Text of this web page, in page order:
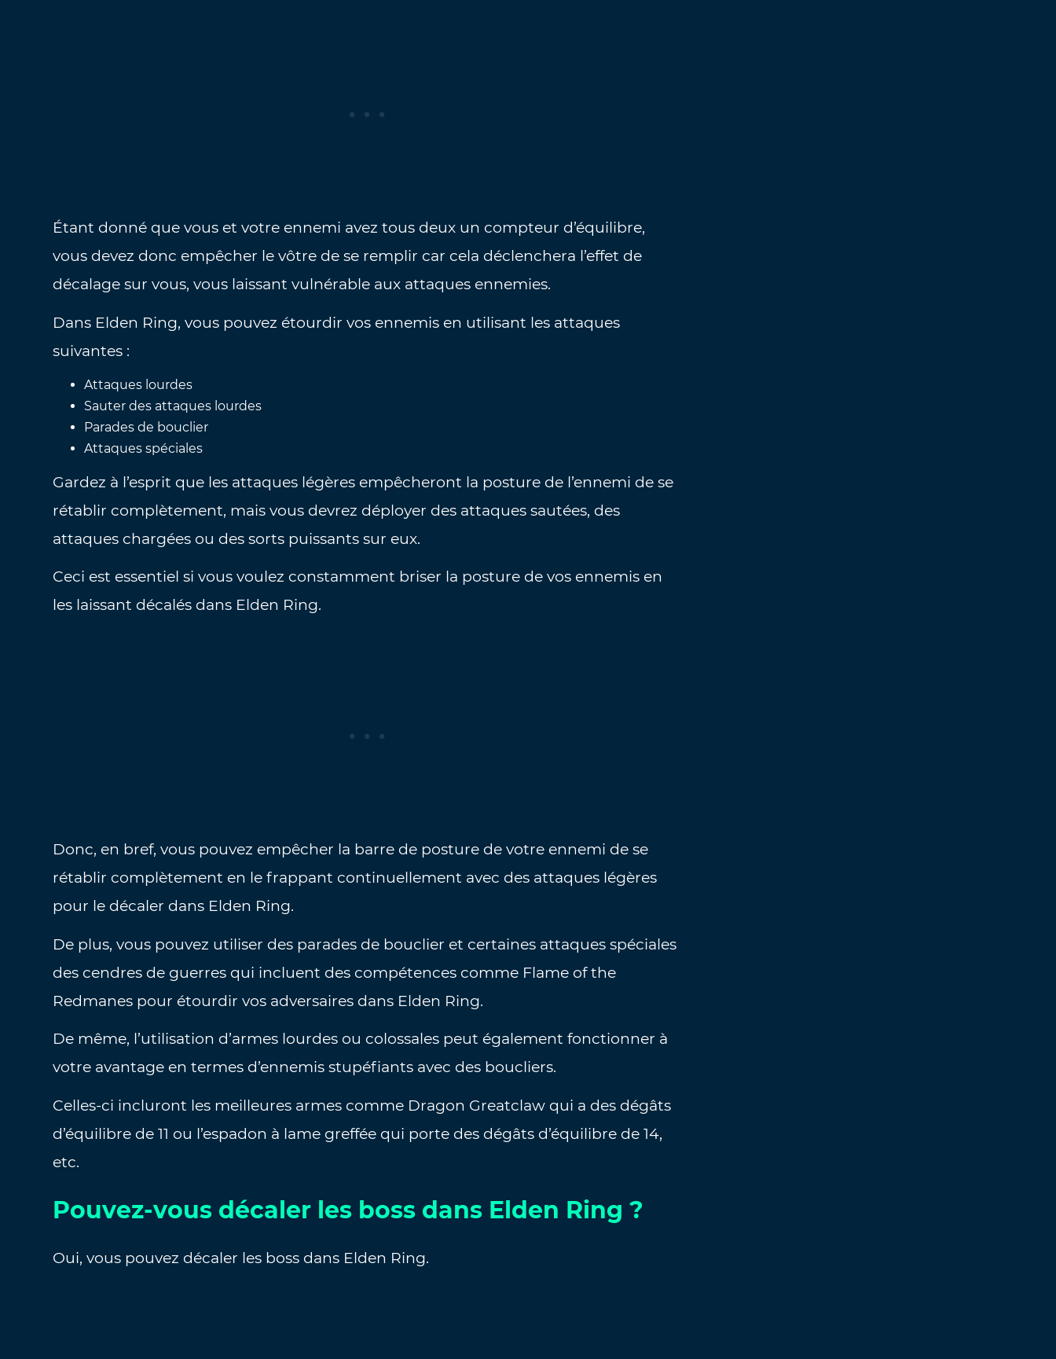
Étant donné que vous et votre ennemi avez tous deux un compteur d’équilibre,
vous devez donc empêcher le vôtre de se remplir car cela déclenchera l’effet de
décalage sur vous, vous laissant vulnérable aux attaques ennemies.
Dans Elden Ring, vous pouvez étourdir vos ennemis en utilisant les attaques
suivantes :
Attaques lourdes
Sauter des attaques lourdes
Parades de bouclier
Attaques spéciales
Gardez à l’esprit que les attaques légères empêcheront la posture de l’ennemi de se
rétablir complètement, mais vous devrez déployer des attaques sautées, des
attaques chargées ou des sorts puissants sur eux.
Ceci est essentiel si vous voulez constamment briser la posture de vos ennemis en
les laissant décalés dans Elden Ring.
Donc, en bref, vous pouvez empêcher la barre de posture de votre ennemi de se
rétablir complètement en le frappant continuellement avec des attaques légères
pour le décaler dans Elden Ring.
De plus, vous pouvez utiliser des parades de bouclier et certaines attaques spéciales
des cendres de guerres qui incluent des compétences comme Flame of the
Redmanes pour étourdir vos adversaires dans Elden Ring.
De même, l’utilisation d’armes lourdes ou colossales peut également fonctionner à
votre avantage en termes d’ennemis stupéfiants avec des boucliers.
Celles-ci incluront les meilleures armes comme Dragon Greatclaw qui a des dégâts
d’équilibre de 11 ou l’espadon à lame greffée qui porte des dégâts d’équilibre de 14,
etc.
Pouvez-vous décaler les boss dans Elden Ring ?
Oui, vous pouvez décaler les boss dans Elden Ring.